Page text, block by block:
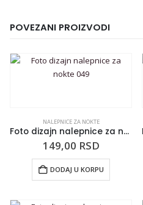
POVEZANI PROIZVODI
NALEPNICE ZA NOKTE
Foto dizajn nalepnice za nokte 049
149,00 RSD
DODAJ U KORPU